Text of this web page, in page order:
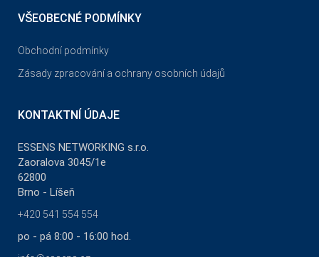
VŠEOBECNÉ PODMÍNKY
Obchodní podmínky
Zásady zpracování a ochrany osobních údajů
KONTAKTNÍ ÚDAJE
ESSENS NETWORKING s.r.o.
Zaoralova 3045/1e
62800
Brno - Líšeň
+420 541 554 554
po - pá 8:00 - 16:00 hod.